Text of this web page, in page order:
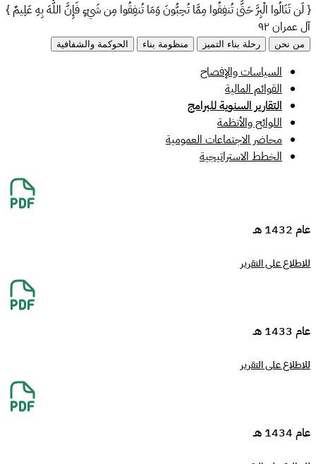
{ لَن تَنَالُوا الْبِرَّ حَتَّىٰ تُنفِقُوا مِمَّا تُحِبُّونَ وَمَا تُنفِقُوا مِن شَيْءٍ فَإِنَّ اللَّهَ بِهِ عَلِيمٌ }
آل عمران ٩٢
من نحن رحلة بناء التميز منظومة بناء الحوكمة والشفافية
السياسات والإفصاح
القوائم المالية
التقارير السنوية للبرامج
اللوائح والأنظمة
محاضر الاجتماعات العمومية
الخطط الاستراتيجية
عام 1432 هـ
للاطلاع على التقرير
عام 1433 هـ
للاطلاع على التقرير
عام 1434 هـ